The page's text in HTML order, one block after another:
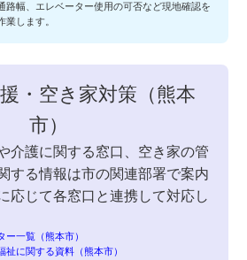
路幅、エレベーター使用の可否など現地確認を
業します。
・空き家対策（熊本
市）
介護に関する窓口、空き家の管
する情報は市の関連部署で案内
応じて各窓口と連携して対応し
ー一覧（熊本市）
祉に関する資料（熊本市）